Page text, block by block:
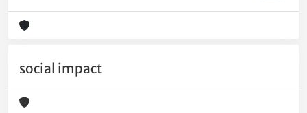
social impact